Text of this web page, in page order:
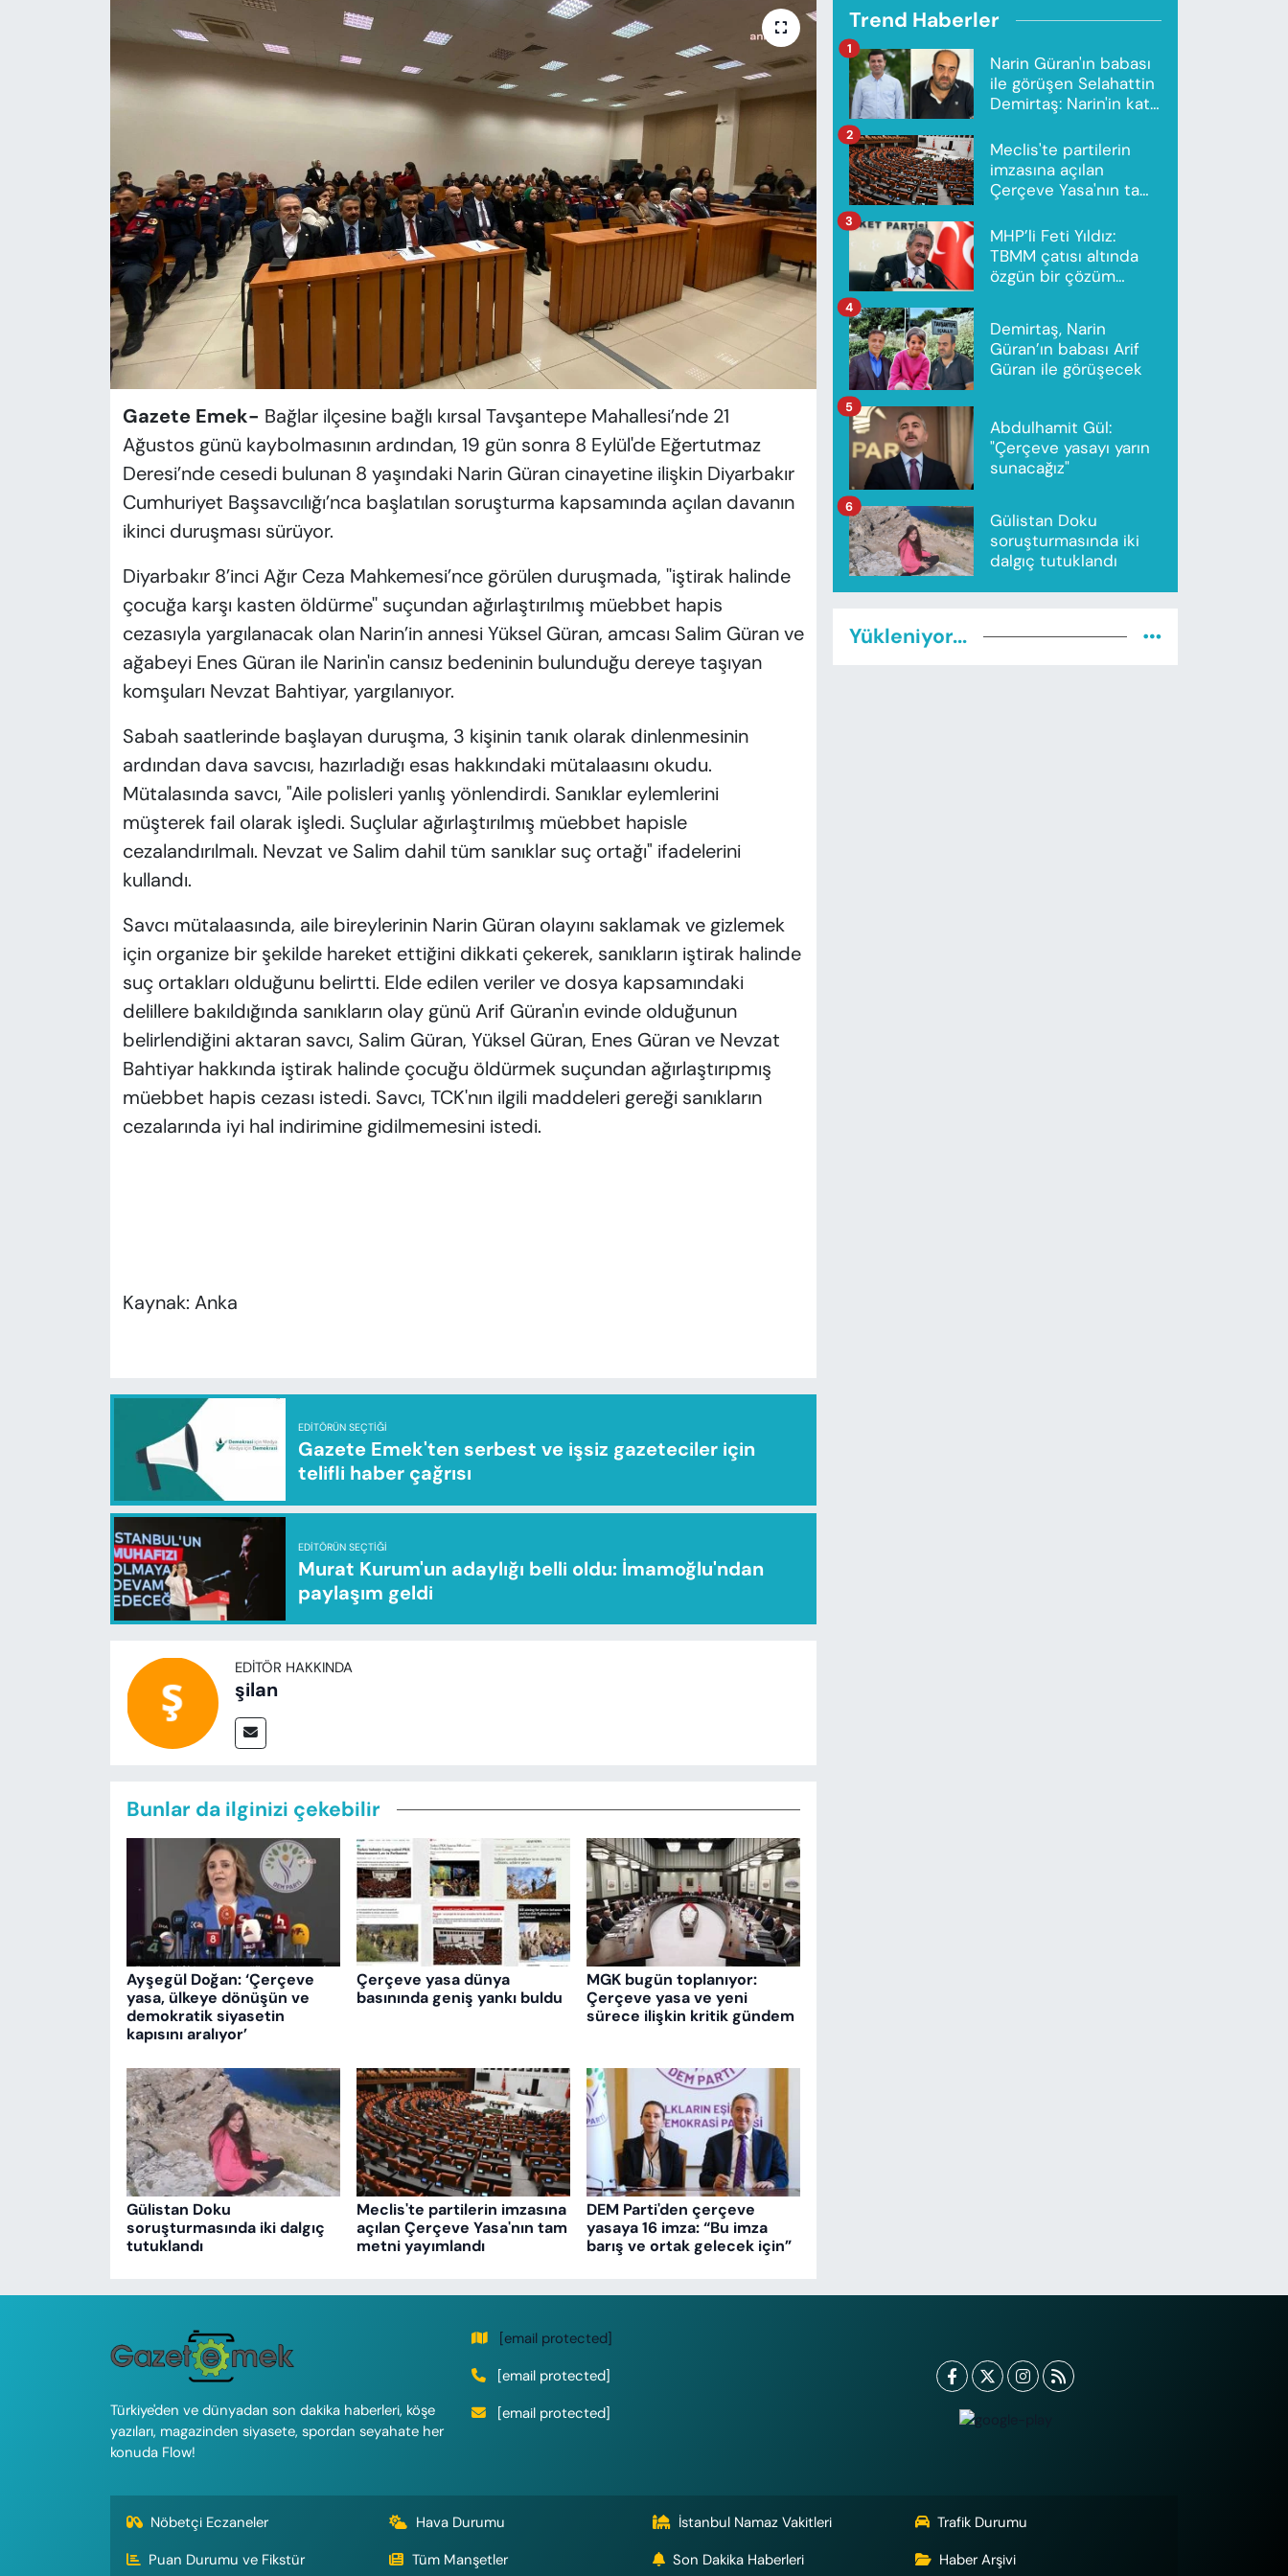
Gazete Emek- Bağlar ilçesine bağlı kırsal Tavşantepe Mahallesi’nde 21
Ağustos günü kaybolmasının ardından, 19 gün sonra 8 Eylül'de Eğertutmaz
Deresi’nde cesedi bulunan 8 yaşındaki Narin Güran cinayetine ilişkin Diyarbakır
Cumhuriyet Başsavcılığı’nca başlatılan soruşturma kapsamında açılan davanın
ikinci duruşması sürüyor.
Diyarbakır 8’inci Ağır Ceza Mahkemesi’nce görülen duruşmada, ''iştirak halinde
çocuğa karşı kasten öldürme'' suçundan ağırlaştırılmış müebbet hapis
cezasıyla yargılanacak olan Narin’in annesi Yüksel Güran, amcası Salim Güran ve
ağabeyi Enes Güran ile Narin'in cansız bedeninin bulunduğu dereye taşıyan
komşuları Nevzat Bahtiyar, yargılanıyor.
Sabah saatlerinde başlayan duruşma, 3 kişinin tanık olarak dinlenmesinin
ardından dava savcısı, hazırladığı esas hakkındaki mütalaasını okudu.
Mütalasında savcı, "Aile polisleri yanlış yönlendirdi. Sanıklar eylemlerini
müşterek fail olarak işledi. Suçlular ağırlaştırılmış müebbet hapisle
cezalandırılmalı. Nevzat ve Salim dahil tüm sanıklar suç ortağı" ifadelerini
kullandı.
Savcı mütalaasında, aile bireylerinin Narin Güran olayını saklamak ve gizlemek
için organize bir şekilde hareket ettiğini dikkati çekerek, sanıkların iştirak halinde
suç ortakları olduğunu belirtti. Elde edilen veriler ve dosya kapsamındaki
delillere bakıldığında sanıkların olay günü Arif Güran'ın evinde olduğunun
belirlendiğini aktaran savcı, Salim Güran, Yüksel Güran, Enes Güran ve Nevzat
Bahtiyar hakkında iştirak halinde çocuğu öldürmek suçundan ağırlaştırıpmış
müebbet hapis cezası istedi. Savcı, TCK'nın ilgili maddeleri gereği sanıkların
cezalarında iyi hal indirimine gidilmemesini istedi.
Kaynak: Anka
EDITÖRÜN SEÇTIĞI
Gazete Emek'ten serbest ve işsiz gazeteciler için
telifli haber çağrısı
EDITÖRÜN SEÇTIĞI
Murat Kurum'un adaylığı belli oldu: İmamoğlu'ndan
paylaşım geldi
EDITÖR HAKKINDA
şilan
Bunlar da ilginizi çekebilir
Ayşegül Doğan: ‘Çerçeve
yasa, ülkeye dönüşün ve
demokratik siyasetin
kapısını aralıyor’
Çerçeve yasa dünya
basınında geniş yankı buldu
MGK bugün toplanıyor:
Çerçeve yasa ve yeni
sürece ilişkin kritik gündem
Gülistan Doku
soruşturmasında iki dalgıç
tutuklandı
Meclis'te partilerin imzasına
açılan Çerçeve Yasa'nın tam
metni yayımlandı
DEM Parti'den çerçeve
yasaya 16 imza: “Bu imza
barış ve ortak gelecek için”
Trend Haberler
Narin Güran'ın babası
ile görüşen Selahattin
Demirtaş: Narin'in katili
1
Meclis'te partilerin
imzasına açılan
Çerçeve Yasa'nın tam
2
MHP’li Feti Yıldız:
TBMM çatısı altında
özgün bir çözüm
3
Demirtaş, Narin
Güran’ın babası Arif
Güran ile görüşecek
4
Abdulhamit Gül:
"Çerçeve yasayı yarın
sunacağız"
5
Gülistan Doku
soruşturmasında iki
dalgıç tutuklandı
6
Yükleniyor...
Türkiye'den ve dünyadan son dakika haberleri, köşe
yazıları, magazinden siyasete, spordan seyahate her
konuda Flow!
[email protected]
[email protected]
[email protected]
Nöbetçi Eczaneler Hava Durumu İstanbul Namaz Vakitleri
Trafik Durumu
Puan Durumu ve Fikstür
Tüm Manşetler Son Dakika Haberleri Haber Arşivi
MAGAZİN
ÖZEL HABER
YAZAR KÖŞESİ
SİYASET